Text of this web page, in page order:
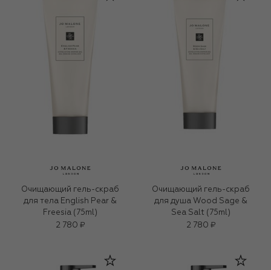
Очищающий гель-скраб
для тела English Pear &
Freesia (75ml)
2 780 ₽
Очищающий гель-скраб
для душа Wood Sage &
Sea Salt (75ml)
2 780 ₽